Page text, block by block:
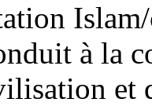
à la
et